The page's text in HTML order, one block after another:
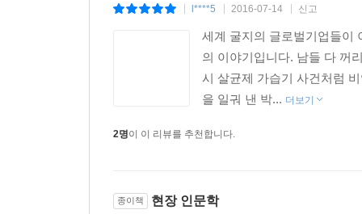
못된다”고 평한다. 다만 자신처럼 “그리 잘나지
땅의 흙수저들에게 전하고 싶다고 말한다.
나와 너, 기업과 사람, 부와 행복이 함께 가는 새 길
기업가와 인문학자가 함께 모색하는 변화의 길
어떻게 스스로 부를 만들어낼 것인가? 성공의 결
땀과 노력의 가치를 강조해온 그는 힘든 일은
l****5 2016-07-14 신고
세계 굴지의 글로벌기업들이
의 이야기입니다. 남들 다 꺼
시 살균제 가습기 사건처럼
을 일궈 낸 박... 더보기
2명이 이 리뷰를 추천합니다.
종이책 현장 인문학